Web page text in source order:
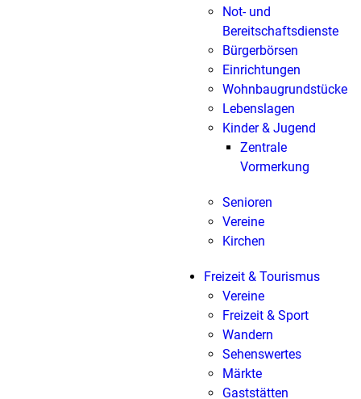
Not- und
Bereitschaftsdienste
Bürgerbörsen
Einrichtungen
Wohnbaugrundstücke
Lebenslagen
Kinder & Jugend
Zentrale
Vormerkung
Senioren
Vereine
Kirchen
Freizeit & Tourismus
Vereine
Freizeit & Sport
Wandern
Sehenswertes
Märkte
Gaststätten